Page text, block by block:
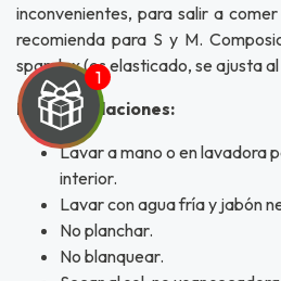
inconvenientes, para salir a
recomienda para S y M.
spandex (es elasticado, se ajusta
Recomendaciones:
Lavar a mano o en lavadora
interior.
Lavar con agua fría y jabón
No planchar.
No blanquear.